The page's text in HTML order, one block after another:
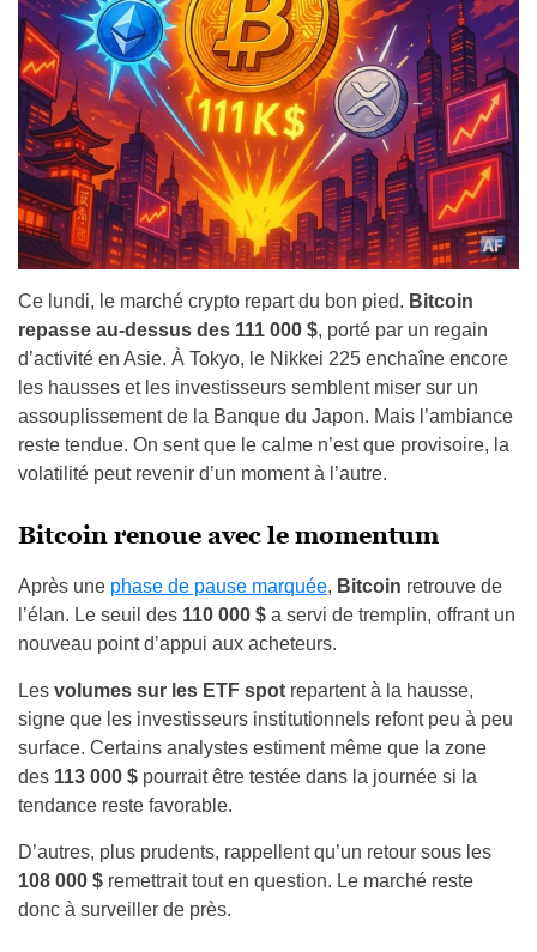
Ce lundi, le marché crypto repart du bon pied. Bitcoin
repasse au-dessus des 111 000 $, porté par un regain
d’activité en Asie. À Tokyo, le Nikkei 225 enchaîne encore
les hausses et les investisseurs semblent miser sur un
assouplissement de la Banque du Japon. Mais l’ambiance
reste tendue. On sent que le calme n’est que provisoire, la
volatilité peut revenir d’un moment à l’autre.
Bitcoin renoue avec le momentum
Après une phase de pause marquée, Bitcoin retrouve de
l’élan. Le seuil des 110 000 $ a servi de tremplin, offrant un
nouveau point d’appui aux acheteurs.
Les volumes sur les ETF spot repartent à la hausse,
signe que les investisseurs institutionnels refont peu à peu
surface. Certains analystes estiment même que la zone
des 113 000 $ pourrait être testée dans la journée si la
tendance reste favorable.
D’autres, plus prudents, rappellent qu’un retour sous les
108 000 $ remettrait tout en question. Le marché reste
donc à surveiller de près.